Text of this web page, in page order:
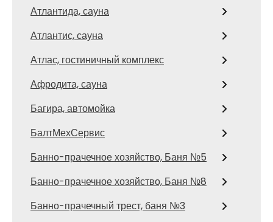
Атлантида, сауна
Атлантис, сауна
Атлас, гостиничный комплекс
Афродита, сауна
Багира, автомойка
БалтМехСервис
Банно-прачечное хозяйство, Баня №5
Банно-прачечное хозяйство, Баня №8
Банно-прачечный трест, баня №3